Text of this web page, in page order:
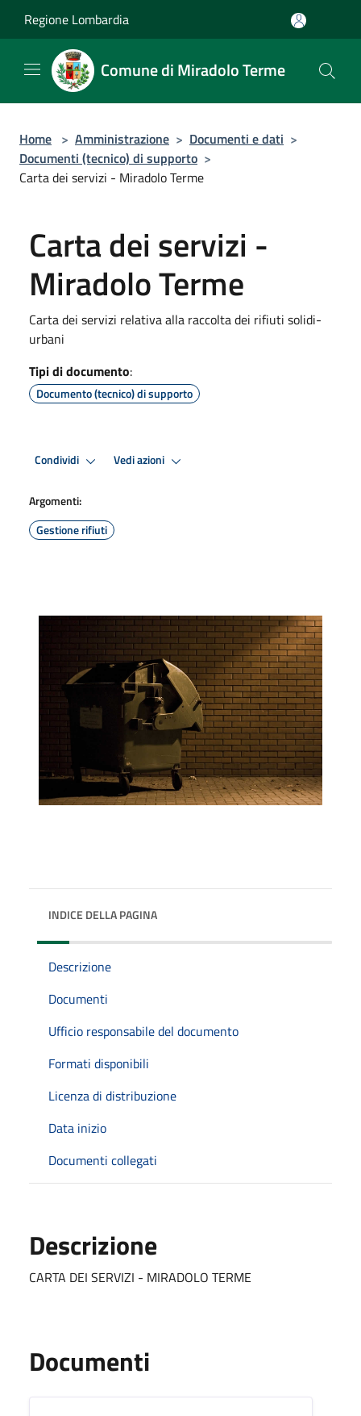
Regione Lombardia
Comune di Miradolo Terme
Home > Amministrazione > Documenti e dati >
Documenti (tecnico) di supporto >
Carta dei servizi - Miradolo Terme
Carta dei servizi -
Miradolo Terme
Carta dei servizi relativa alla raccolta dei rifiuti solidi-
urbani
Tipi di documento:
Documento (tecnico) di supporto
Condividi Vedi azioni
Argomenti:
Gestione rifiuti
INDICE DELLA PAGINA
Descrizione
Documenti
Ufficio responsabile del documento
Formati disponibili
Licenza di distribuzione
Data inizio
Documenti collegati
Descrizione
CARTA DEI SERVIZI - MIRADOLO TERME
Documenti